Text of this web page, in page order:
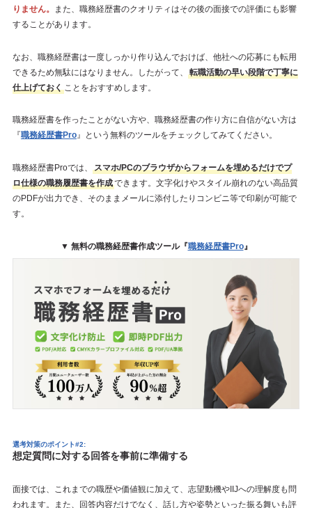
りません。
また、職務経歴書のクオリティはその後の面接での評価にも影響
することがあります。
なお、職務経歴書は一度しっかり作り込んでおけば、他社への応募にも転用
できるため無駄にはなりません。したがって、
転職活動の早い段階で丁寧に
仕上げておく ことをおすすめします。
職務経歴書を作ったことがない方や、職務経歴書の作り方に自信がない方は
『職務経歴書Pro』という無料のツールをチェックしてみてください。
職務経歴書Proでは、
スマホ/PCのブラウザからフォームを埋めるだけでプ
ロ仕様の職務履歴書を作成できます。文字化けやスタイル崩れのない高品質
のPDFが出力でき、そのままメールに添付したりコンビニ等で印刷が可能で
す。
▼ 無料の職務経歴書作成ツール『職務経歴書Pro』
選考対策のポイント#2:
想定質問に対する回答を事前に準備する
面接では、これまでの職歴や価値観に加えて、志望動機やIIJへの理解度も問
われます。また、回答内容だけでなく、話し方や姿勢といった振る舞いも評